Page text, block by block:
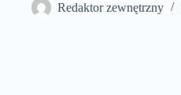
Redaktor zewnętrzny